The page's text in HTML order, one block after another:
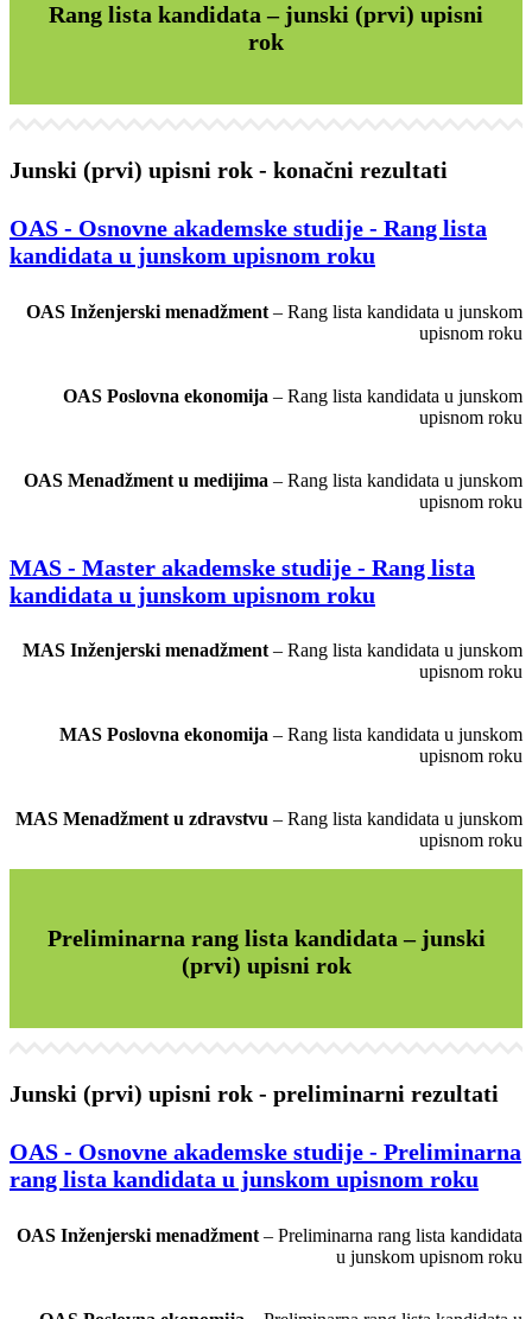
Rang lista kandidata – junski (prvi) upisni
rok
Junski (prvi) upisni rok - konačni rezultati
OAS - Osnovne akademske studije - Rang lista
kandidata u junskom upisnom roku
OAS Inženjerski menadžment – Rang lista kandidata u junskom
upisnom roku
OAS Poslovna ekonomija – Rang lista kandidata u junskom
upisnom roku
OAS Menadžment u medijima – Rang lista kandidata u junskom
upisnom roku
MAS - Master akademske studije - Rang lista
kandidata u junskom upisnom roku
MAS Inženjerski menadžment – Rang lista kandidata u junskom
upisnom roku
MAS Poslovna ekonomija – Rang lista kandidata u junskom
upisnom roku
MAS Menadžment u zdravstvu – Rang lista kandidata u junskom
upisnom roku
Preliminarna rang lista kandidata – junski
(prvi) upisni rok
Junski (prvi) upisni rok - preliminarni rezultati
OAS - Osnovne akademske studije - Preliminarna
rang lista kandidata u junskom upisnom roku
OAS Inženjerski menadžment – Preliminarna rang lista kandidata
u junskom upisnom roku